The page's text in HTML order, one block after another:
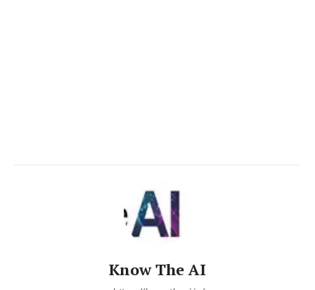
Know The AI